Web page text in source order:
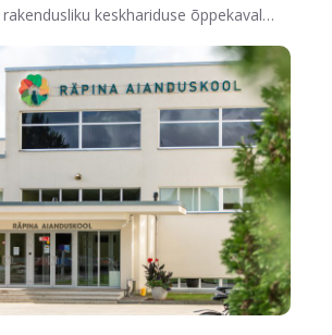
keskhariduse õppekaval…